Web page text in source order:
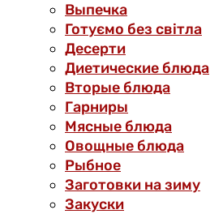
Выпечка
Готуємо без світла
Десерти
Диетические блюда
Вторые блюда
Гарниры
Мясные блюда
Овощные блюда
Рыбное
Заготовки на зиму
Закуски